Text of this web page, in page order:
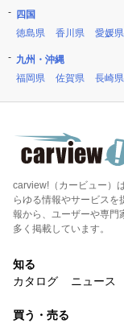
四国
徳島県
香川県 愛媛県
九州・沖縄
福岡県
佐賀県 長崎県
carview!（カービュー）
らゆる情報やサービス
報から、ユーザーや専門
多く掲載しています。
知る
カタログ
ニュース
買う・売る